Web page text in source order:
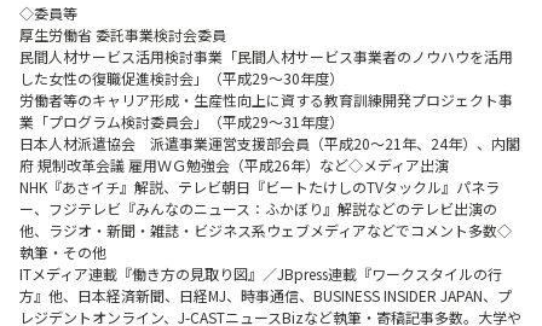
◇委員等
厚生労働省 委託事業検討会委員
民間人材サービス活用検討事業「民間人材サービス事業者のノウハウを活用
した女性の復職促進検討会」（平成29～30年度）
労働者等のキャリア形成・生産性向上に資する教育訓練開発プロジェクト事
業「プログラム検討委員会」（平成29～31年度）
日本人材派遣協会 派遣事業運営支援部会員（平成20～21年、24年）、内閣
府 規制改革会議 雇用ＷＧ勉強会（平成26年）など◇メディア出演
NHK『あさイチ』解説、テレビ朝日『ビートたけしのTVタックル』パネラ
ー、フジテレビ『みんなのニュース：ふかぼり』解説などのテレビ出演の
他、ラジオ・新聞・雑誌・ビジネス系ウェブメディアなどでコメント多数◇
執筆・その他
ITメディア連載『働き方の見取り図』／JBpress連載『ワークスタイルの行
方』他、日本経済新聞、日経MJ、時事通信、BUSINESS INSIDER JAPAN、プ
レジデントオンライン、J-CASTニュースBizなど執筆・寄稿記事多数。大学や